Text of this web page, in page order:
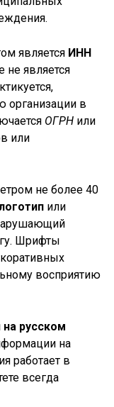
является ИНН
не является
организации в
ОГРН или
или
не более 40
или
Шрифты
восприятию
на русском
на
работает в
всегда